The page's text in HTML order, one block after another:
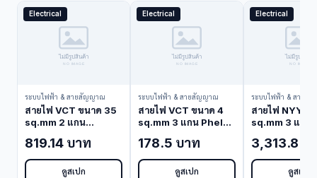
Electrical
ระบบไฟฟ้า & สายสัญญาณ
สายไฟ VCT ขนาด 35
sq.mm 2 แกน
VCT-35-2C (VCT
Cable)
819.14 บาท
ดูสเปก
Electrical
ระบบไฟฟ้า & สายสัญญาณ
สายไฟ VCT ขนาด 4
sq.mm 3 แกน Phelps
(VCT Cable)
178.5 บาท
ดูสเปก
Electrical
ระบบไฟฟ้า & สายสั
สายไฟ NYY ข
sq.mm 3 แกน
(NYY Cable)
3,313.8 บ
ดูสเปก